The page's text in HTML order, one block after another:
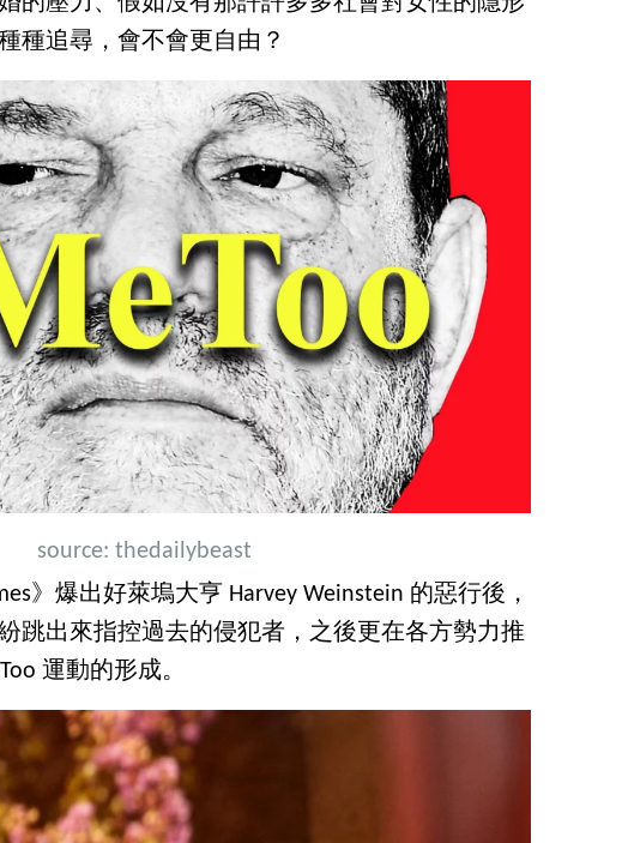
種追尋，會不會更自由？
source: thedailybeast
》爆出好萊塢大亨 Harvey Weinstein 的惡行後，
跳出來指控過去的侵犯者，之後更在各方勢力推
運動的形成。